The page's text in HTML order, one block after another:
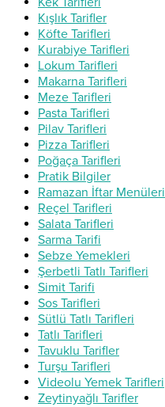
Kışlık Tarifler
Köfte Tarifleri
Kurabiye Tarifleri
Lokum Tarifleri
Makarna Tarifleri
Meze Tarifleri
Pasta Tarifleri
Pilav Tarifleri
Pizza Tarifleri
Poğaça Tarifleri
Pratik Bilgiler
Ramazan İftar Menüleri
Reçel Tarifleri
Salata Tarifleri
Sarma Tarifi
Sebze Yemekleri
Şerbetli Tatlı Tarifleri
Simit Tarifi
Sos Tarifleri
Sütlü Tatlı Tarifleri
Tatlı Tarifleri
Tavuklu Tarifler
Turşu Tarifleri
Videolu Yemek Tarifleri
Zeytinyağlı Tarifler